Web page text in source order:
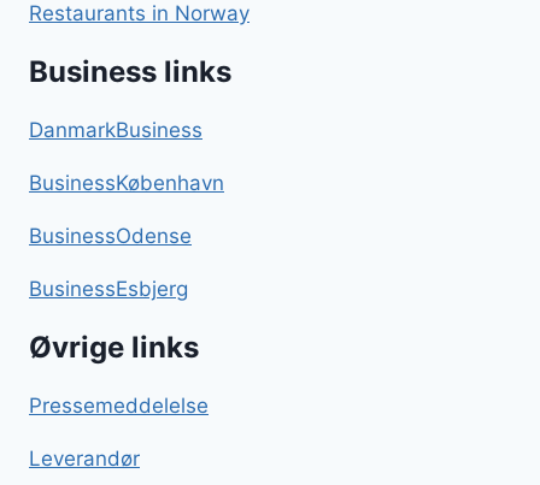
Restaurants in Norway
Business links
DanmarkBusiness
BusinessKøbenhavn
BusinessOdense
BusinessEsbjerg
Øvrige links
Pressemeddelelse
Leverandør